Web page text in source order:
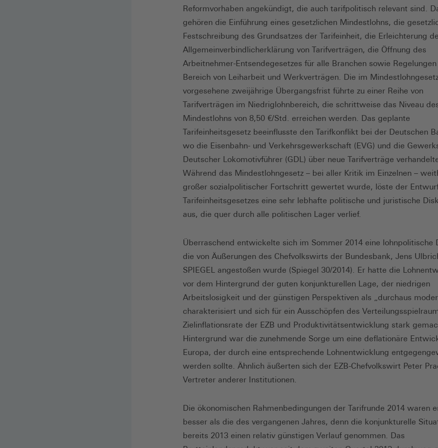
Reformvorhaben angekündigt, die auch tarifpolitisch relevant sind.
gehören die Einführung eines gesetzlichen Mindestlohns, die
Festschreibung des Grundsatzes der Tarifeinheit, die Erleichterung
Allgemeinverbindlicherklärung von Tarifverträgen, die Öffnung des
Arbeitnehmer-Entsendegesetzes für alle Branchen sowie
Bereich von Leiharbeit und Werkverträgen. Die im
vorgesehene zweijährige Übergangsfrist führte zu einer Reihe von
Tarifverträgen im Niedriglohnbereich, die schrittweise das Niveau
Mindestlohns von 8,50 €/Std. erreichen werden. Das geplante
Tarifeinheitsgesetz beeinflusste den Tarifkonflikt bei der Deutschen
wo die Eisenbahn- und Verkehrsgewerkschaft (EVG) und die
Deutscher Lokomotivführer (GDL) über neue Tarifverträge
Während das Mindestlohngesetz – bei aller Kritik im Einzelnen –
großer sozialpolitischer Fortschritt gewertet wurde, löste der
Tarifeinheitsgesetzes eine sehr lebhafte politische und juristische
aus, die quer durch alle politischen Lager verlief.
Überraschend entwickelte sich im Sommer 2014 eine lohnpolitische
die von Äußerungen des Chefvolkswirts der Bundesbank, Jens
SPIEGEL angestoßen wurde (Spiegel 30/2014). Er hatte die
vor dem Hintergrund der guten konjunkturellen Lage, der niedrigen
Arbeitslosigkeit und der günstigen Perspektiven als „durchaus
charakterisiert und sich für ein Ausschöpfen des
Zielinflationsrate der EZB und Produktivitätsentwicklung stark
Hintergrund war die zunehmende Sorge um eine deflationäre
Europa, der durch eine entsprechende Lohnentwicklung
werden sollte. Ähnlich äußerten sich der EZB-Chefvolkswirt Peter
Vertreter anderer Institutionen.
Die ökonomischen Rahmenbedingungen der Tarifrunde 2014 waren
besser als die des vergangenen Jahres, denn die konjunkturelle
bereits 2013 einen relativ günstigen Verlauf genommen. Das